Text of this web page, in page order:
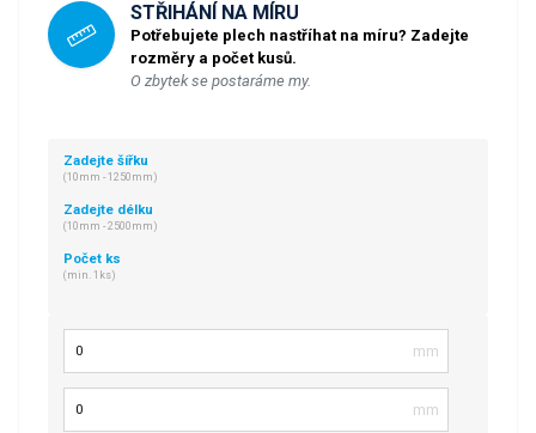
STŘIHÁNÍ NA MÍRU
Potřebujete plech nastříhat na míru? Zadejte
rozměry a počet kusů.
O zbytek se postaráme my.
Zadejte šířku
(10mm - 1250mm)
Zadejte délku
(10mm - 2500mm)
Počet ks
(min. 1ks)